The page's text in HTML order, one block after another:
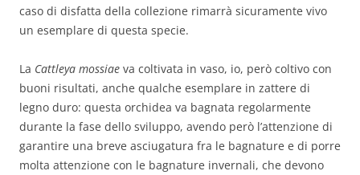
caso di disfatta della collezione rimarrà sicuramente vivo
un esemplare di questa specie.
La Cattleya mossiae va coltivata in vaso, io, però coltivo con
buoni risultati, anche qualche esemplare in zattere di
legno duro: questa orchidea va bagnata regolarmente
durante la fase dello sviluppo, avendo però l’attenzione di
garantire una breve asciugatura fra le bagnature e di porre
molta attenzione con le bagnature invernali, che devono